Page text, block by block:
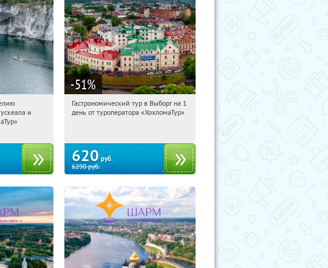
Купили:
и
-51%
00:50:55
Купи первым!
Гастрономический тур в Выборг на 1
день от туроператора «ХохломаТур»
620 руб.
6290руб.